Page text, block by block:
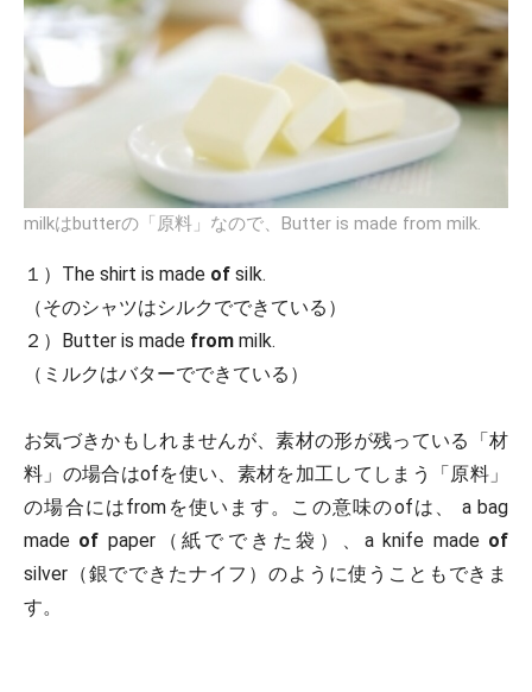
milkはbutterの「原料」なので、Butter is made from milk.
１）The shirt is made of silk.
（そのシャツはシルクでできている）
２）Butter is made from milk.
（ミルクはバターでできている）
お気づきかもしれませんが、素材の形が残っている「材
料」の場合はofを使い、素材を加工してしまう「原料」
の場合にはfromを使います。この意味のofは、 a bag
made of paper（紙でできた袋）、a knife made of
silver（銀でできたナイフ）のように使うこともできま
す。